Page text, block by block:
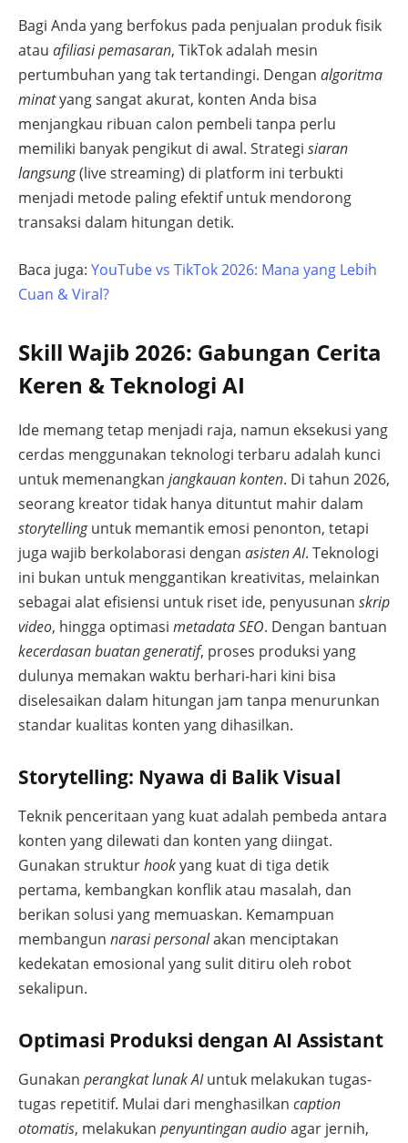
Bagi Anda yang berfokus pada penjualan produk fisik
atau afiliasi pemasaran, TikTok adalah mesin
pertumbuhan yang tak tertandingi. Dengan algoritma
minatyang sangat akurat, konten Anda bisa
menjangkau ribuan calon pembeli tanpa perlu
memiliki banyak pengikut di awal. Strategi siaran
langsung(live streaming) di platform ini terbukti
menjadi metode paling efektif untuk mendorong
transaksi dalam hitungan detik.
Baca juga: YouTube vs TikTok 2026: Mana yang Lebih
Cuan & Viral?
Skill Wajib 2026: Gabungan Cerita
Keren & Teknologi AI
Ide memang tetap menjadi raja, namun eksekusi yang
cerdas menggunakan teknologi terbaru adalah kunci
untuk memenangkan jangkauan konten. Di tahun 2026,
seorang kreator tidak hanya dituntut mahir dalam
storytellinguntuk memantik emosi penonton, tetapi
juga wajib berkolaborasi dengan asisten AI. Teknologi
ini bukan untuk menggantikan kreativitas, melainkan
sebagai alat efisiensi untuk riset ide, penyusunan skrip
video, hingga optimasi metadata SEO. Dengan bantuan
kecerdasan buatan generatif, proses produksi yang
dulunya memakan waktu berhari-hari kini bisa
diselesaikan dalam hitungan jam tanpa menurunkan
standar kualitas konten yang dihasilkan.
Storytelling: Nyawa di Balik Visual
Teknik penceritaan yang kuat adalah pembeda antara
konten yang dilewati dan konten yang diingat.
Gunakan strukturhookyang kuat di tiga detik
pertama, kembangkan konflik atau masalah, dan
berikan solusi yang memuaskan. Kemampuan
membangun narasi personalakan menciptakan
kedekatan emosional yang sulit ditiru oleh robot
sekalipun.
Optimasi Produksi dengan AI Assistant
Gunakan perangkat lunak AIuntuk melakukan tugas-
tugas repetitif. Mulai dari menghasilkan caption
otomatis, melakukan penyuntingan audioagar jernih,